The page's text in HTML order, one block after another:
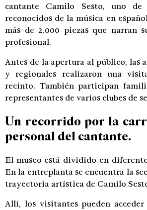
cantante Camilo Sesto, uno
reconocidos de la música en
más de 2.000 piezas que narran
profesional.
Antes de la apertura al público, las
y regionales realizaron una
recinto. También participan
representantes de varios clubes de
Un recorrido por la
personal del cantante.
El museo está dividido en
En la entreplanta se encuentra la
trayectoria artística de Camilo
Allí, los visitantes pueden